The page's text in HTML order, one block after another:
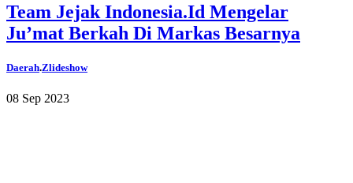
Team Jejak Indonesia.Id Mengelar
Ju’mat Berkah Di Markas Besarnya
Daerah.Zlideshow
08 Sep 2023